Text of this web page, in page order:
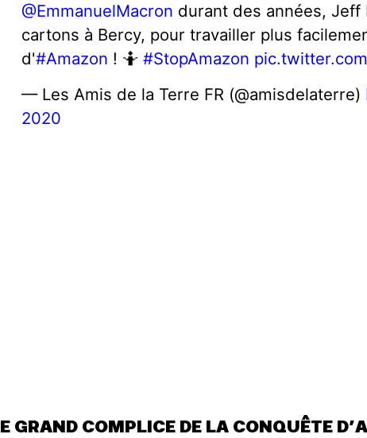
@EmmanuelMacron durant des années, Jeff
cartons à Bercy, pour travailler plus
d'#Amazon ! 🤷#StopAmazon
— Les Amis de la Terre FR (@amisdelaterre)
2020
GRAND COMPLICE DE LA CONQUÊTE